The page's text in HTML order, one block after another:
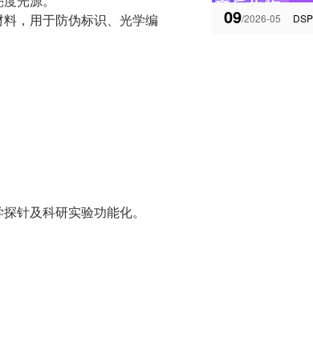
，用于防伪标识、光学编
针及科研实验功能化。
09/2026-05